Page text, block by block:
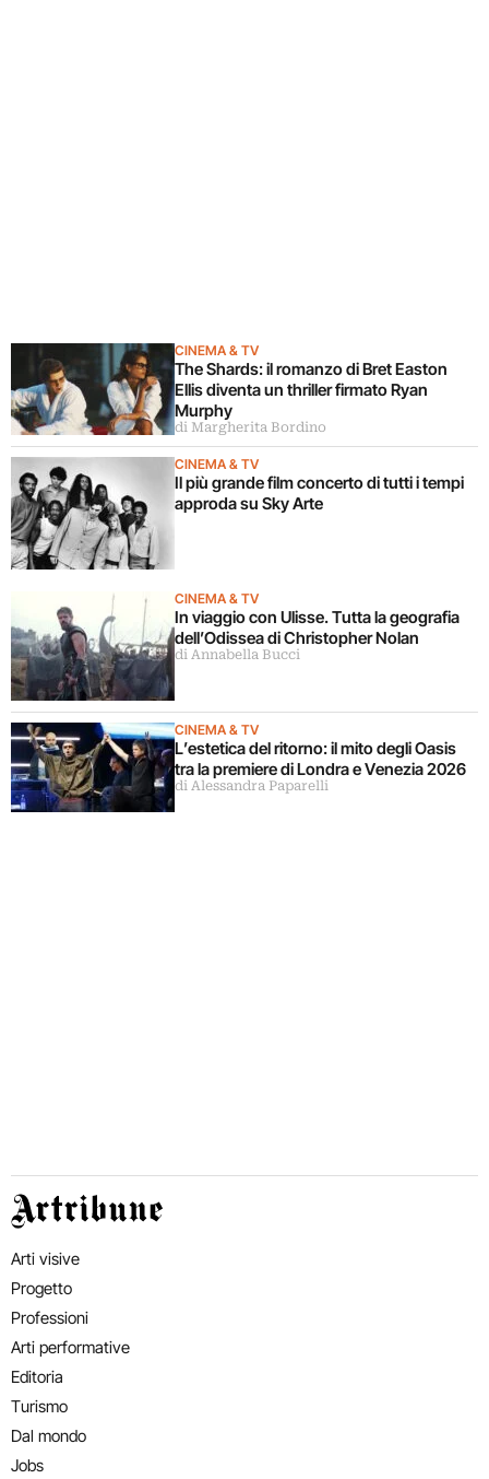
CINEMA & TV
The Shards: il romanzo di Bret Easton
Ellis diventa un thriller firmato Ryan
Murphy
di Margherita Bordino
CINEMA & TV
Il più grande film concerto di tutti i tempi
approda su Sky Arte
CINEMA & TV
In viaggio con Ulisse. Tutta la geografia
dell’Odissea di Christopher Nolan
di Annabella Bucci
CINEMA & TV
L’estetica del ritorno: il mito degli Oasis
tra la premiere di Londra e Venezia 2026
di Alessandra Paparelli
Artribune
Arti visive
Progetto
Professioni
Arti performative
Editoria
Turismo
Dal mondo
Jobs